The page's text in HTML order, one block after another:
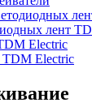
лент
Electric
TDM Electric